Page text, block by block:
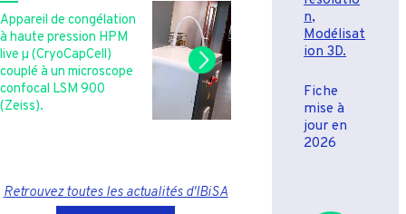
1/5
Appareil de congélation
à haute pression HPM
live µ (CryoCapCell)
couplé à un microscope
confocal LSM 900
(Zeiss).
Retrouvez toutes les actualités d'IBiSA
n,
Modélisat
ion 3D.
Fiche
mise à
jour en
2026